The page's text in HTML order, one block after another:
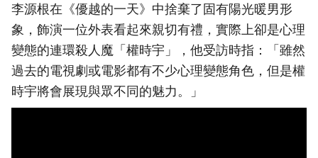
李源根在《優越的一天》中捨棄了固有陽光暖男形
象，飾演一位外表看起來親切有禮，實際上卻是心理
變態的連環殺人魔「權時宇」，他受訪時指：「雖然
過去的電視劇或電影都有不少心理變態角色，但是權
時宇將會展現與眾不同的魅力。」